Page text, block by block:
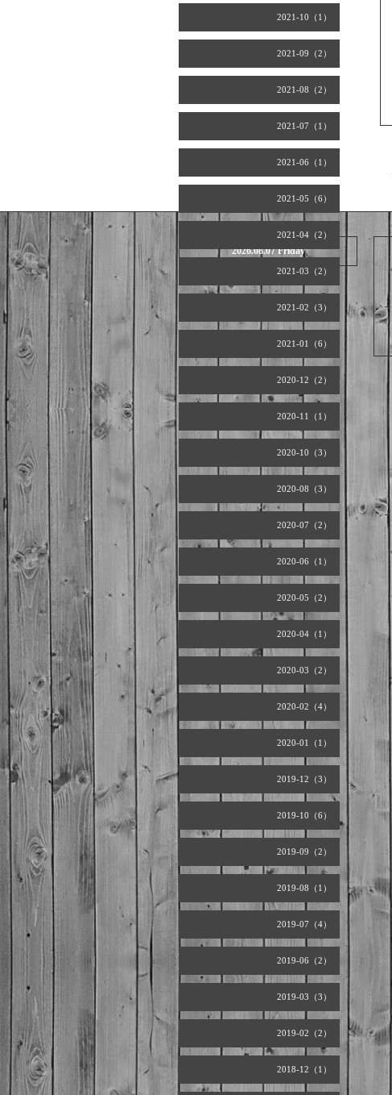
2021-10（1）
2021-09（2）
2021-08（2）
2021-07（1）
2021-06（1）
2021-05（6）
2021-04（2）
2021-03（2）
2021-02（3）
2021-01（6）
2020-12（2）
2020-11（1）
2020-10（3）
2020-08（3）
2020-07（2）
2020-06（1）
2020-05（2）
2020-04（1）
2020-03（2）
2020-02（4）
2020-01（1）
2019-12（3）
2019-10（6）
2019-09（2）
2019-08（1）
2019-07（4）
2019-06（2）
2019-03（3）
2019-02（2）
2018-12（1）
2026.08.07 Friday